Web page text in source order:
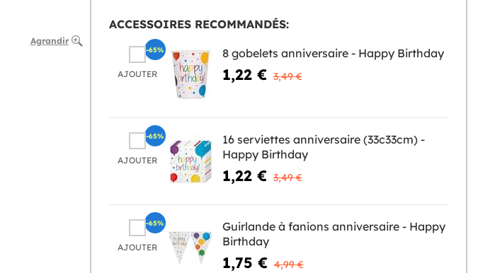
Agrandir
ACCESSOIRES RECOMMANDÉS:
AJOUTER
8 gobelets anniversaire - Happy Birthday
1,22 € 3,49 €
-65%
AJOUTER
16 serviettes anniversaire (33c33cm) -
Happy Birthday
1,22 € 3,49 €
-65%
AJOUTER
Guirlande à fanions anniversaire - Happy
Birthday
1,75 € 4,99 €
-65%